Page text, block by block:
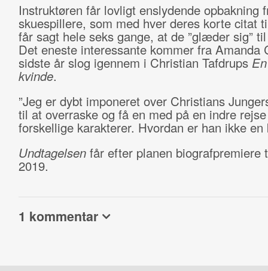
Instruktøren får lovligt enslydende opbakning
skuespillere, som med hver deres korte citat
får sagt hele seks gange, at de ”glæder sig”
Det eneste interessante kommer fra Amanda
sidste år slog igennem i Christian Tafdrups
kvinde.
”Jeg er dybt imponeret over Christians
til at overraske og få en med på en indre
forskellige karakterer. Hvordan er han ikke en
Undtagelsen får efter planen biografpremiere
2019.
1 kommentar